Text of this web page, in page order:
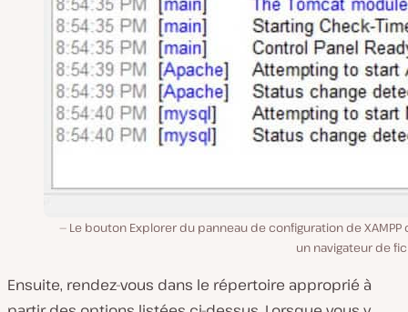
Le bouton Explorer du panneau de configuration de XAMPP
un navigateur de
Ensuite, rendez-vous dans le répertoire approprié à